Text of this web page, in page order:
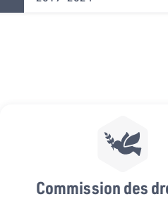
Commission des